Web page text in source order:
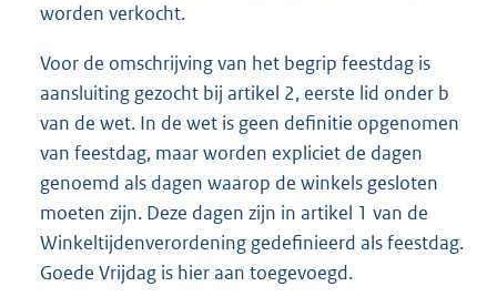
worden verkocht.
Voor de omschrijving van het begrip feestdag is
aansluiting gezocht bij artikel 2, eerste lid onder b
van de wet. In de wet is geen definitie opgenomen
van feestdag, maar worden expliciet de dagen
genoemd als dagen waarop de winkels gesloten
moeten zijn. Deze dagen zijn in artikel 1 van de
Winkeltijdenverordening gedefinieerd als feestdag.
Goede Vrijdag is hier aan toegevoegd.